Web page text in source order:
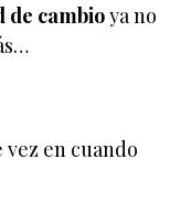
de cambioya no
vez en cuando